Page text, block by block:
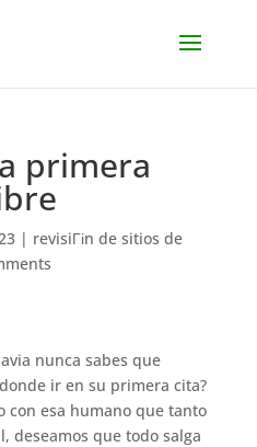
primera
| revisiГіn de sitios de
nunca sabes que
ir en su primera cita?
con esa humano que tanto
deseamos que todo salga